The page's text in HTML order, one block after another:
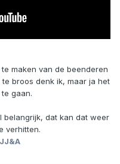
maken van de beenderen
broos denk ik, maar ja het
gaan.
belangrijk, dat kan dat weer
verhitten.